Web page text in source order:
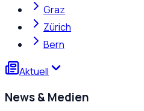
Graz
Zürich
Bern
Aktuell
News & Medien